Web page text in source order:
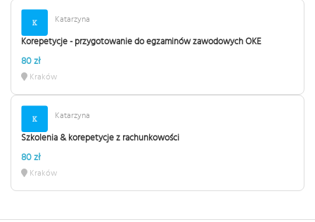
Katarzyna
Korepetycje - przygotowanie do egzaminów zawodowych OKE
80 zł
Kraków
Katarzyna
Szkolenia & korepetycje z rachunkowości
80 zł
Kraków